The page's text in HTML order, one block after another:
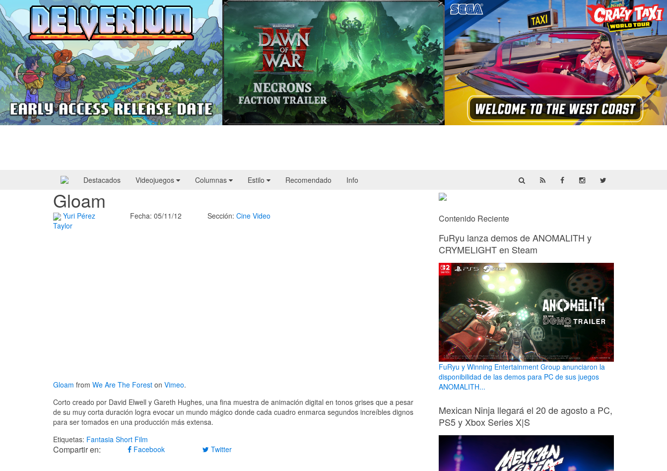
Destacados Videojuegos Columnas Estilo Recomendado Info
Gloam
Yuri Pérez
Taylor
Fecha: 05/11/12 Sección: Cine Video
Gloam from We Are The Forest on Vimeo.
Corto creado por David Elwell y Gareth Hughes, una fina muestra de animación digital en tonos grises que a pesar
de su muy corta duración logra evocar un mundo mágico donde cada cuadro enmarca segundos increíbles dignos
para ser tomados en una producción más extensa.
Etiquetas: Fantasia Short Film
Compartir en: Facebook Twitter
Contenido Reciente
FuRyu lanza demos de ANOMALITH y
CRYMELIGHT en Steam
FuRyu y Winning Entertainment Group anunciaron la
disponibilidad de las demos para PC de sus juegos
ANOMALITH...
Mexican Ninja llegará el 20 de agosto a PC,
PS5 y Xbox Series X|S